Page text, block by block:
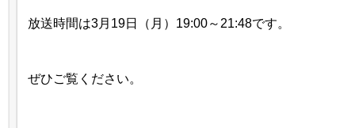
放送時間は3月19日（月）19:00～21:48です。
ぜひご覧ください。